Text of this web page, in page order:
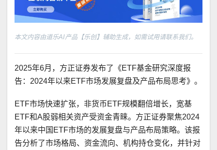
本文内容由道乐AI产品【乐创】辅助生成，如需试用请联系我们。
2025年6月，方正证券发布了《ETF基金研究深度报
告：2024年以来ETF市场发展复盘及产品布局思考》。
ETF市场快速扩张，非货币ETF规模翻倍增长，宽基
ETF和A股弱相关资产受资金青睐。方正证券聚焦2024
年以来中国ETF市场的发展复盘与产品布局策略。该报
告分析了市场格局、资金流向、机构持仓变化，并针对